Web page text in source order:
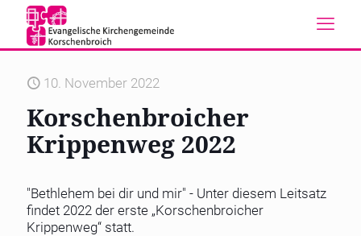
10. November 2022
Korschenbroicher
Krippenweg 2022
"Bethlehem bei dir und mir" - Unter diesem Leitsatz
findet 2022 der erste „Korschenbroicher
Krippenweg“ statt.